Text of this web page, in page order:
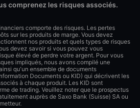
comprenez les risques associés.
comporte des risques. Les pertes
sur les produits de marge. Vous devez
nos produits et quels types de risques
devez savoir si vous pouvez vous
élevé de perdre votre argent. Pour vous
impliqués, nous avons compilé une
qu'un ensemble de documents
Documents ou KID) qui décrivent les
à chaque produit. Les KID sont
de trading. Veuillez noter que le prospectus
auprès de Saxo Bank (Suisse) SA ou